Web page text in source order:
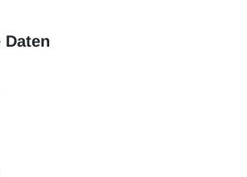
Daten